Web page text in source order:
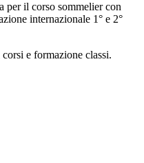
per il corso sommelier con
internazionale 1° e 2°
e formazione classi.